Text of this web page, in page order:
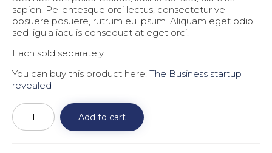
sapien. Pellentesque orci lectus, consectetur vel
posuere posuere, rutrum eu ipsum. Aliquam eget odio
sed ligula iaculis consequat at eget orci.
Each sold separately.
You can buy this product here: The Business startup
revealed
Business
Startup
Revealed
Add to cart